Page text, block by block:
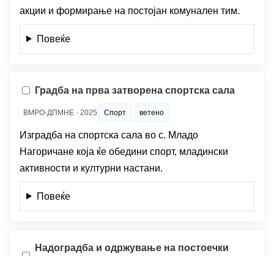
акции и формирање на постојан комунален тим.
Повеќе
Градба на прва затворена спортска сала
ВМРО-ДПМНЕ · 2025 Спорт ветено
Изградба на спортска сала во с. Младо
Нагоричане која ќе обедини спорт, младински
активности и културни настани.
Повеќе
Надоградба и одржување на постоечки